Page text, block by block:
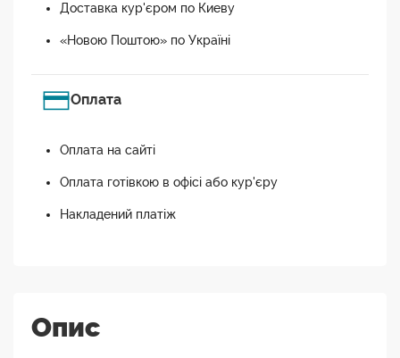
Доставка кур'єром по Киеву
«Новою Поштою» по Україні
Оплата
Оплата на сайті
Оплата готівкою в офісі або кур'єру
Накладений платіж
Опис